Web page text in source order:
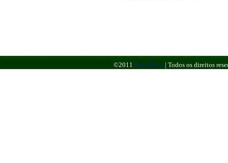
©2011 BR NEWS | Todos os direitos